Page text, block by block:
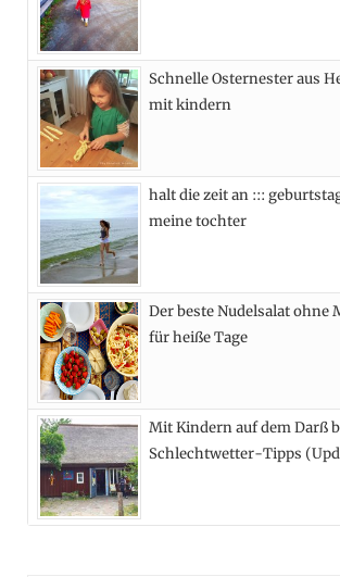
k
e
a
s
Schnelle Osternester aus
mit kindern
halt die zeit an :::
meine tochter
Der beste Nudelsalat ohne
für heiße Tage
Mit Kindern auf dem Darß
Schlechtwetter-Tipps